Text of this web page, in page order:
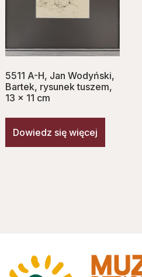
5511 A-H, Jan Wodyński,
Bartek, rysunek tuszem,
13 x 11 cm
Dowiedz się więcej